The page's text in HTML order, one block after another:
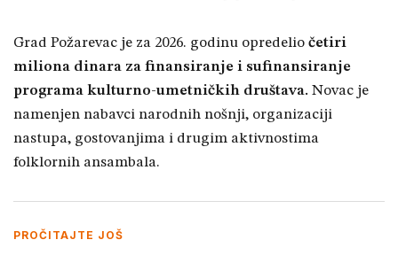
Grad Požarevac je za 2026. godinu opredelio četiri
miliona dinara za finansiranje i sufinansiranje
programa kulturno-umetničkih društava. Novac je
namenjen nabavci narodnih nošnji, organizaciji
nastupa, gostovanjima i drugim aktivnostima
folklornih ansambala.
PROČITAJTE JOŠ